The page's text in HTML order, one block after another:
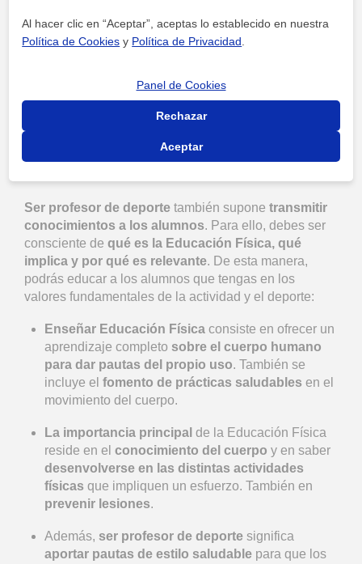
¿En qué consiste la Educación Física y por
Ser profesor de deporte también supone transmitir
conocimientos a los alumnos. Para ello, debes ser
consciente de qué es la Educación Física, qué
implica y por qué es relevante. De esta manera,
podrás educar a los alumnos que tengas en los
valores fundamentales de la actividad y el deporte:
Enseñar Educación Física consiste en ofrecer un
aprendizaje completo sobre el cuerpo humano
para dar pautas del propio uso. También se
incluye elfomento de prácticas saludables en el
movimiento del cuerpo.
La importancia principalde la Educación Física
reside en elconocimiento del cuerpo y en saber
desenvolverse en las distintas actividades
físicas que impliquen un esfuerzo. También en
prevenir lesiones.
Además, ser profesor de deporte significa
aportar pautas de estilo saludable para que los
Al hacer clic en “Aceptar”, aceptas lo establecido en nuestra
Política de Cookies y Política de Privacidad
Panel de Cookies
Rechazar
Aceptar